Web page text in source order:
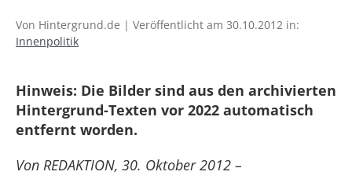
Von Hintergrund.de | Veröffentlicht am 30.10.2012 in:
Innenpolitik
Hinweis: Die Bilder sind aus den archivierten
Hintergrund-Texten vor 2022 automatisch
entfernt worden.
Von REDAKTION, 30. Oktober 2012 –